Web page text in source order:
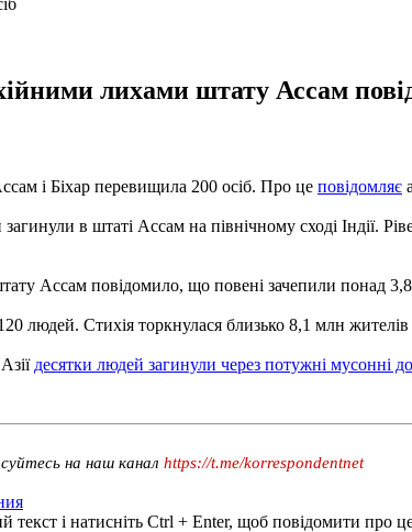
лихами штату Ассам
і Біхар перевищила 200 осіб. Про це повідомляє
в штаті Ассам на північному сході Індії.
Ассам повідомило, що повені зачепили понад
людей. Стихія торкнулася близько 8,1 млн жителів
десятки людей загинули через потужні мусонні
на наш канал https://t.me/korrespondentnet
текст і натисніть Ctrl + Enter, щоб повідомити про